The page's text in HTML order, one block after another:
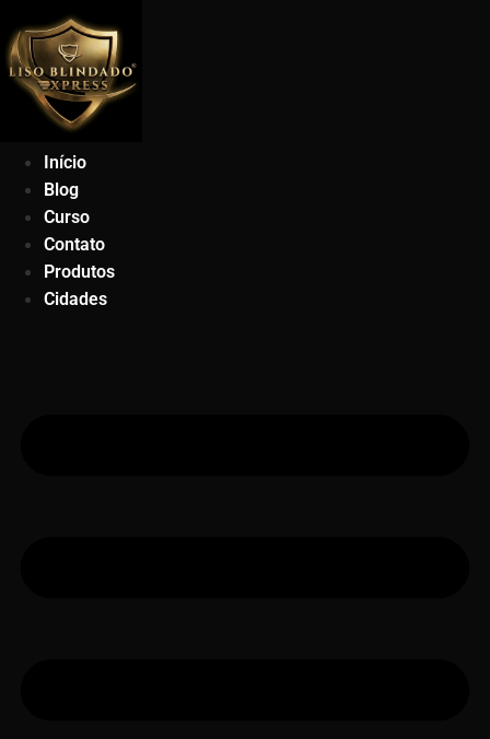
para
o
conteúdo
Início
Blog
Curso
Contato
Produtos
Cidades